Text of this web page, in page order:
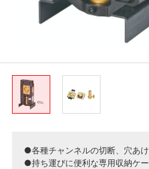
●各種チャンネルの切断、穴あけ
●持ち運びに便利な専用収納ケー